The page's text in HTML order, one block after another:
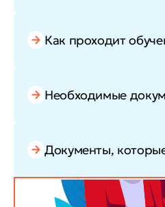
Как проходит
Необходимые
Документы,